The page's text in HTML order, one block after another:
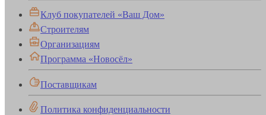
Клуб покупателей «Ваш Дом»
Строителям
Организациям
Программа «Новосёл»
Поставщикам
Политика конфиденциальности